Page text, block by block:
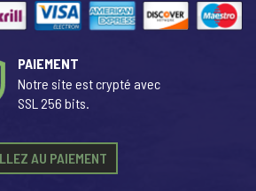
PAIEMENT
Notre site est crypté avec
SSL 256 bits.
AU PAIEMENT